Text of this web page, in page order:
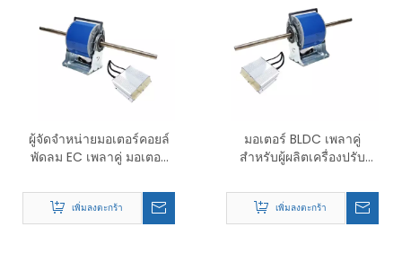
ผู้จัดจำหน่ายมอเตอร์คอยล์
พัดลม EC เพลาคู่ มอเตอร์
พัดลม
เพิ่มลงตะกร้า
มอเตอร์ BLDC เพลาคู่
สำหรับผู้ผลิตเครื่องปรับ
เพิ่มลงตะกร้า